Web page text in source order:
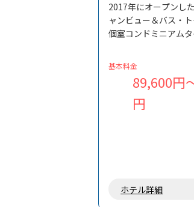
2017年にオープンし
ャンビュー＆バス・
個室コンドミニアム
びや散策にも便利な立
アクティビティショッ
ボートツアーやトレ
トツアーなども楽しめ
あわせて、小笠原なら
基本料金
89,600円
円
ホテル詳細